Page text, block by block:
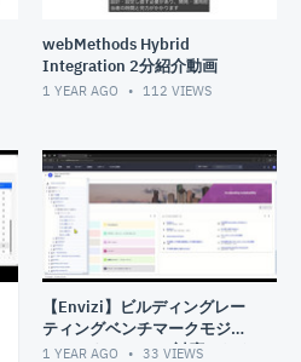
webMethods Hybrid
Integration 2分紹介動画
1 YEAR AGO 112 VIEWS
【Envizi】ビルディングレー
ティングベンチマークモジュ
ールによるGRESB対応のため
1 YEAR AGO 33 VIEWS